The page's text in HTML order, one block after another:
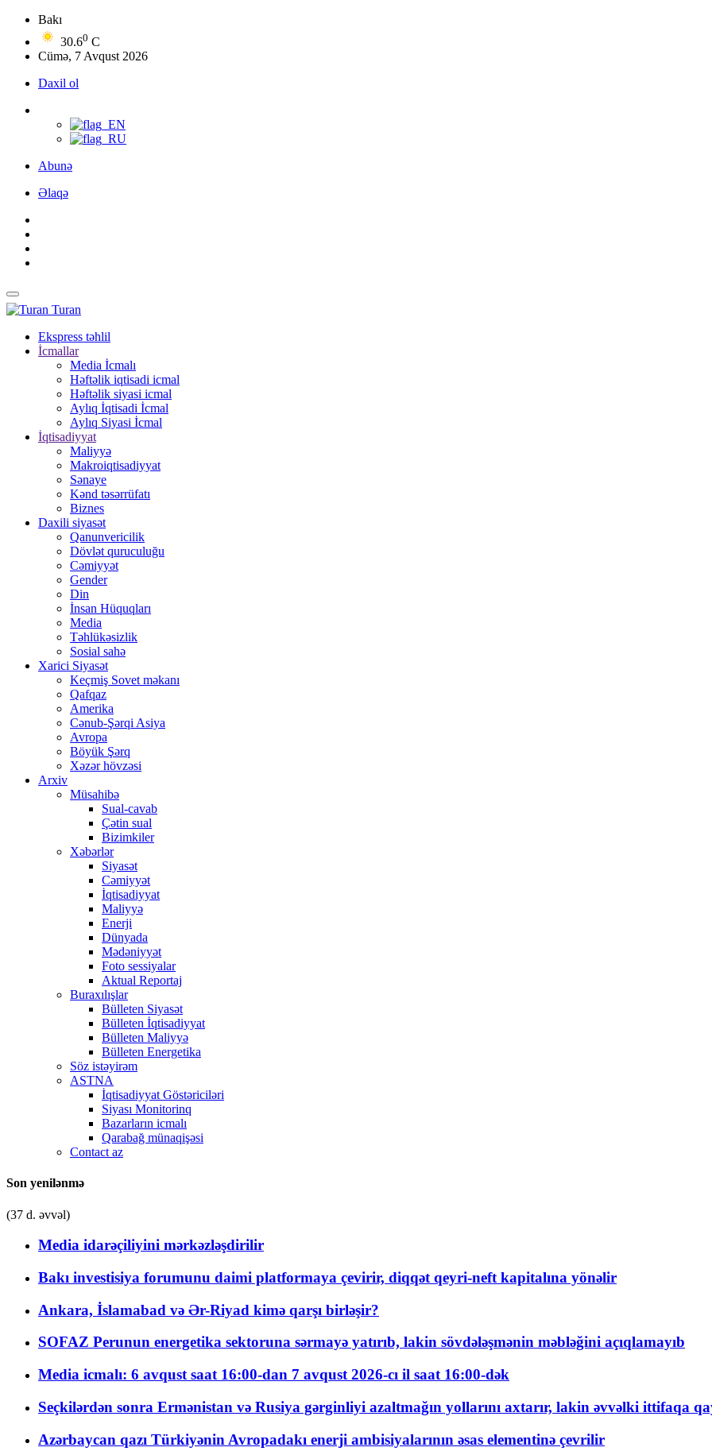
Bakı
30.60 C
Cümə, 7 Avqust 2026
Daxil ol
Abunə
Əlaqə
Turan
Ekspress təhlil
İcmallar
Media İcmalı
Həftəlik iqtisadi icmal
Həftəlik siyasi icmal
Aylıq İqtisadi İcmal
Aylıq Siyasi İcmal
İqtisadiyyat
Maliyyə
Makroiqtisadiyyat
Sənaye
Kənd təsərrüfatı
Biznes
Daxili siyasət
Qanunvericilik
Dövlət quruculuğu
Cəmiyyət
Gender
Din
İnsan Hüquqları
Media
Təhlükəsizlik
Sosial sahə
Xarici Siyasət
Keçmiş Sovet məkanı
Qafqaz
Amerika
Cənub-Şərqi Asiya
Avropa
Böyük Şərq
Xəzər hövzəsi
Arxiv
Müsahibə
Sual-cavab
Çətin sual
Bizimkiler
Xəbərlər
Siyasət
Cəmiyyət
İqtisadiyyat
Maliyyə
Enerji
Dünyada
Mədəniyyət
Foto sessiyalar
Aktual Reportaj
Buraxılışlar
Bülleten Siyasət
Bülleten İqtisadiyyat
Bülleten Maliyyə
Bülleten Energetika
Söz istəyirəm
ASTNA
İqtisadiyyat Göstəriciləri
Siyası Monitorinq
Bazarların icmalı
Qarabağ münaqişəsi
Contact az
Son yenilənmə
(37 d. əvvəl)
Media idarəçiliyini mərkəzləşdirilir
Bakı investisiya forumunu daimi platformaya çevirir, diqqət qeyri-neft kapitalına yönəlir
Ankara, İslamabad və Ər-Riyad kimə qarşı birləşir?
SOFAZ Perunun energetika sektoruna sərmayə yatırıb, lakin sövdələşmənin məbləğini açıqlamayıb
Media icmalı: 6 avqust saat 16:00-dan 7 avqust 2026-cı il saat 16:00-dək
Seçkilərdən sonra Ermənistan və Rusiya gərginliyi azaltmağın yollarını axtarır, lakin əvvəlki ittifaqa
Azərbaycan qazı Türkiyənin Avropadakı enerji ambisiyalarının əsas elementinə çevrilir